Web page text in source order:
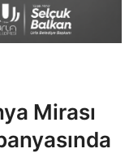
Mirası